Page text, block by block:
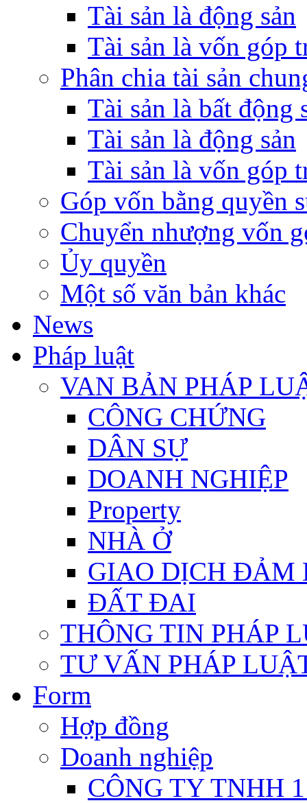
Tài sản là động sản
Tài sản là vốn góp
Phân chia tài sản
Tài sản là bất động
Tài sản là động sản
Tài sản là vốn góp
Góp vốn bằng quyền
Chuyển nhượng vốn
Ủy quyền
Một số văn bản khác
News
Pháp luật
VAN BẢN PHÁP
CÔNG CHỨNG
DÂN SỰ
DOANH NGHIỆP
Property
NHÀ Ở
GIAO DỊCH ĐẢM
ĐẤT ĐAI
THÔNG TIN PHÁP
TƯ VẤN PHÁP
Form
Hợp đồng
Doanh nghiệp
CÔNG TY TNHH